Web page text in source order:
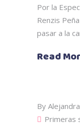
Por la
Renzis
pasar a la
Read
By
Primeras